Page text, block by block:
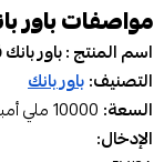
مواصفات باور بانك
اسم المنتج : باور بانك قوي
التصنيف:باور بانك
السعة:
الإدخال: